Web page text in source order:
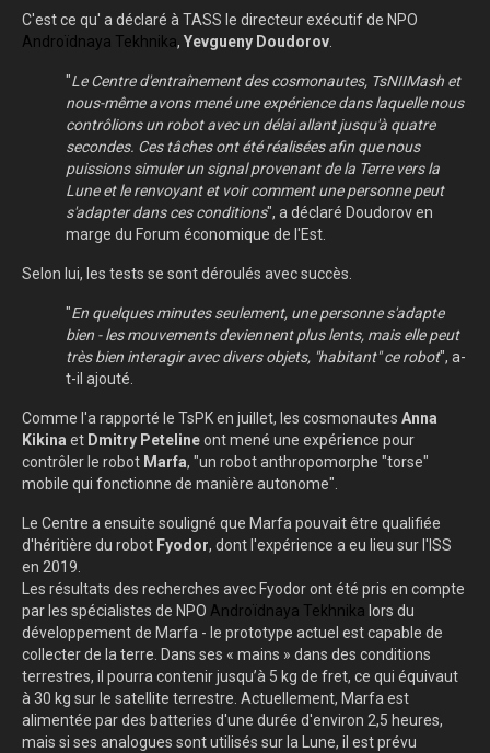
C'est ce qu' a déclaré à TASS le directeur exécutif de NPO
Androïdnaya Tekhnika, Yevgueny Doudorov
"Le Centre d'entraînement des cosmonautes, TsNIIMash et
nous-même avons mené une expérience dans laquelle nous
contrôlions un robot avec un délai allant jusqu'à quatre
secondes. Ces tâches ont été réalisées afin que nous
puissions simuler un signal provenant de la Terre vers la
Lune et le renvoyant et voir comment une personne peut
s'adapter dans ces conditions", a déclaré Doudorov en
marge du Forum économique de l'Est.
Selon lui, les tests se sont déroulés avec succès.
"En quelques minutes seulement, une personne s'adapte
bien - les mouvements deviennent plus lents, mais elle peut
très bien interagir avec divers objets, "habitant" ce robot", a-
t-il ajouté.
Comme l'a rapporté le TsPK en juillet, les cosmonautes Anna
Kikina et Dmitry Petelineont mené une expérience pour
contrôler le robot Marfa, "un robot anthropomorphe "torse"
mobile qui fonctionne de manière autonome".
Le Centre a ensuite souligné que Marfa pouvait être qualifiée
d'héritière du robot Fyodor, dont l'expérience a eu lieu sur l'ISS
en 2019.
Les résultats des recherches avec Fyodor ont été pris en compte
par les spécialistes de NPO Androïdnaya Tekhnika lors du
développement de Marfa - le prototype actuel est capable de
collecter de la terre. Dans ses « mains » dans des conditions
terrestres, il pourra contenir jusqu’à 5 kg de fret, ce qui équivaut
à 30 kg sur le satellite terrestre. Actuellement, Marfa est
alimentée par des batteries d'une durée d'environ 2,5 heures,
mais si ses analogues sont utilisés sur la Lune, il est prévu